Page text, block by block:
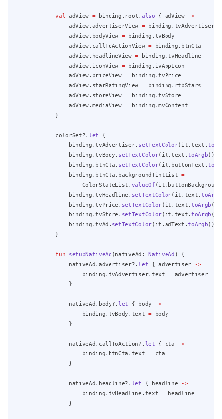
val adView = binding.root. also { adView ->
                adView.advertiserView
= binding.tvAdvertiser
                adView.bodyView
= binding.tvBody
                adView.callToActionView
= binding.btnCta
                adView.headlineView
= binding.tvHeadline
                adView.iconView
= binding.ivAppIcon
                adView.priceView
= binding.tvPrice
                adView.starRatingView
= binding.rtbStars
                adView.storeView
= binding.tvStore
                adView.mediaView
= binding.mvContent
            }
            colorSet?.
let {
                binding.tvAdvertiser.
setTextColor(it.text.
                binding.tvBody.
setTextColor(it.text.toArgb())
                binding.btnCta.
setTextColor(it.buttonText.
                binding.btnCta.backgroundTintList
=
                    ColorStateList.
valueOf
                binding.tvHeadline.
setTextColor(it.text.toArgb
                binding.tvPrice.
setTextColor(it.text.toArgb ())
                binding.tvStore.
setTextColor(it.text.toArgb ())
                binding.tvAd.
setTextColor(it.adText.toArgb())
            }
fun setupNativeAd (nativeAd: NativeAd ) {
                nativeAd.advertiser?.
let { advertiser
->
                    binding.tvAdvertiser.text
= advertiser
                }
                nativeAd.body?.
let { body
->
                    binding.tvBody.text
= body
                }
                nativeAd.callToAction?.
let { cta
->
                    binding.btnCta.text
= cta
                }
                nativeAd.headline?.
let { headline
->
                    binding.tvHeadline.text
= headline
                }